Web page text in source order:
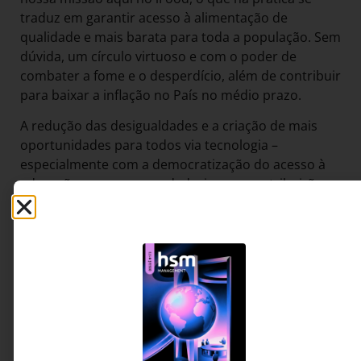
traduz em garantir acesso à alimentação de
qualidade e mais barata para toda a população. Sem
dúvida, um círculo virtuoso e com o poder de
combater a fome e o desperdício, além de contribuir
para baixar a inflação no País no médio prazo.
A redução das desigualdades e a criação de mais
oportunidades para todos via tecnologia –
especialmente com a democratização do acesso à
educação e ao empreendedorismo – contribuirão
para uma economia forte e que cresce. Mais do que
nunca, temos de discutir caminhos para a economia
e como a tecnologia pode contribuir para gerar e
distribuir riquezas para os brasileiros.
Outro aspecto fundamental para que o sonho se
torne realidade é alçar o Brasil à condição de líder
global em meio ambiente, com as organizações
investindo em ações efetivas não só para reduzir o